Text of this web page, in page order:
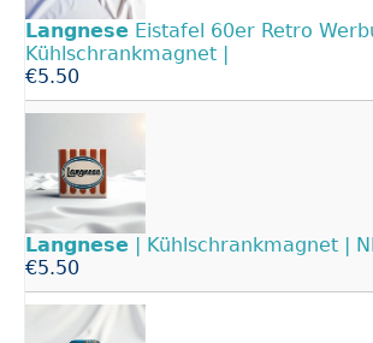
Langnese Eistafel 60er Retro
Kühlschrankmagnet |
€5.50
Langnese | Kühlschrankmagnet |
€5.50